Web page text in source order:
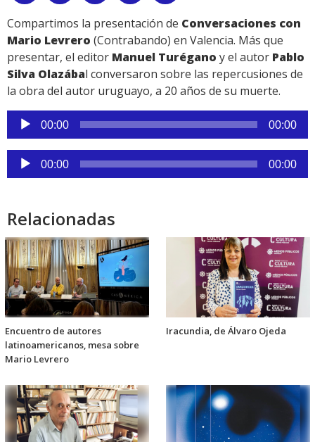
Link
Compartimos la presentación de Conversaciones con
Mario Levrero (Contrabando) en Valencia. Más que
presentar, el editor Manuel Turégano y el autor Pablo
Silva Olazábal conversaron sobre las repercusiones de
la obra del autor uruguayo, a 20 años de su muerte.
Reproductor
de
audio
00:00 00:00
Reproductor
de
00:00 00:00
Relacionadas
Encuentro de autores
latinoamericanos, mesa sobre
Mario Levrero
Iracundia, de Álvaro Ojeda